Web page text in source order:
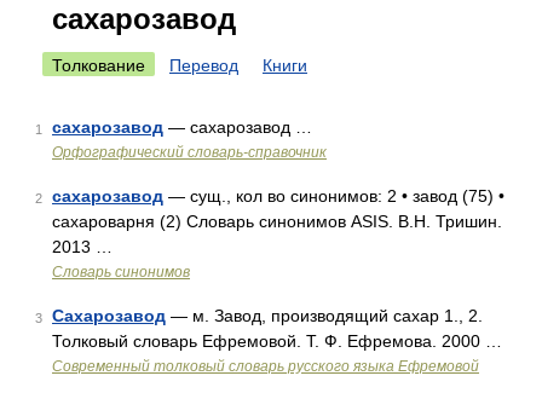
сахарозавод
Толкование Перевод Книги
1 сахарозавод — сахарозавод …
Орфографический словарь-справочник
2 сахарозавод — сущ., кол во синонимов: 2 • завод (75) •
сахароварня (2) Словарь синонимов ASIS. В.Н. Тришин.
2013 …
Словарь синонимов
3 Сахарозавод — м. Завод, производящий сахар 1., 2.
Толковый словарь Ефремовой. Т. Ф. Ефремова. 2000 …
Современный толковый словарь русского языка Ефремовой